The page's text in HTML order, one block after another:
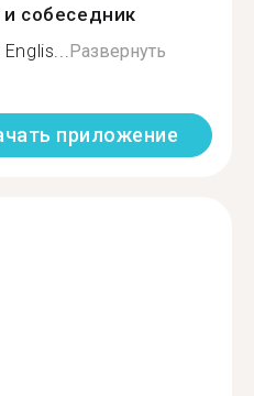
собеседник
Развернуть
приложение